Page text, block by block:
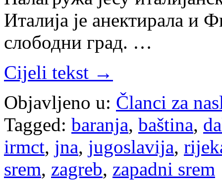
Италија је анектирала и
слободни град. …
Cijeli tekst →
Objavljeno u: Članci za
Tagged: baranja, baština,
irmct, jna, jugoslavija,
srem, zagreb, zapadni srem